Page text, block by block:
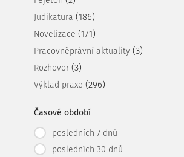
Judikatura (186)
Novelizace (171)
Pracovněprávní aktuality (3)
Rozhovor (3)
Výklad praxe (296)
Časové období
posledních 7 dnů
posledních 30 dnů